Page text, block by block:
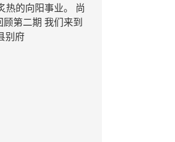
热的向阳事业。 尚
第二期 我们来到
别府